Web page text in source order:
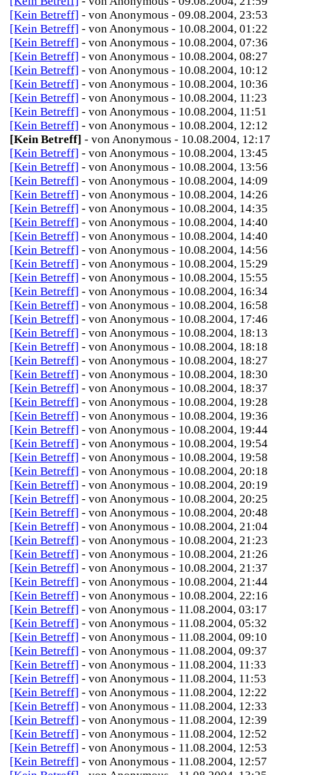
[Kein Betreff] - von Anonymous - 09.08.2004, 23:53
[Kein Betreff] - von Anonymous - 10.08.2004, 01:22
[Kein Betreff] - von Anonymous - 10.08.2004, 07:36
[Kein Betreff] - von Anonymous - 10.08.2004, 08:27
[Kein Betreff] - von Anonymous - 10.08.2004, 10:12
[Kein Betreff] - von Anonymous - 10.08.2004, 10:36
[Kein Betreff] - von Anonymous - 10.08.2004, 11:23
[Kein Betreff] - von Anonymous - 10.08.2004, 11:51
[Kein Betreff] - von Anonymous - 10.08.2004, 12:12
[Kein Betreff] - von Anonymous - 10.08.2004, 12:17
[Kein Betreff] - von Anonymous - 10.08.2004, 13:45
[Kein Betreff] - von Anonymous - 10.08.2004, 13:56
[Kein Betreff] - von Anonymous - 10.08.2004, 14:09
[Kein Betreff] - von Anonymous - 10.08.2004, 14:26
[Kein Betreff] - von Anonymous - 10.08.2004, 14:35
[Kein Betreff] - von Anonymous - 10.08.2004, 14:40
[Kein Betreff] - von Anonymous - 10.08.2004, 14:40
[Kein Betreff] - von Anonymous - 10.08.2004, 14:56
[Kein Betreff] - von Anonymous - 10.08.2004, 15:29
[Kein Betreff] - von Anonymous - 10.08.2004, 15:55
[Kein Betreff] - von Anonymous - 10.08.2004, 16:34
[Kein Betreff] - von Anonymous - 10.08.2004, 16:58
[Kein Betreff] - von Anonymous - 10.08.2004, 17:46
[Kein Betreff] - von Anonymous - 10.08.2004, 18:13
[Kein Betreff] - von Anonymous - 10.08.2004, 18:18
[Kein Betreff] - von Anonymous - 10.08.2004, 18:27
[Kein Betreff] - von Anonymous - 10.08.2004, 18:30
[Kein Betreff] - von Anonymous - 10.08.2004, 18:37
[Kein Betreff] - von Anonymous - 10.08.2004, 19:28
[Kein Betreff] - von Anonymous - 10.08.2004, 19:36
[Kein Betreff] - von Anonymous - 10.08.2004, 19:44
[Kein Betreff] - von Anonymous - 10.08.2004, 19:54
[Kein Betreff] - von Anonymous - 10.08.2004, 19:58
[Kein Betreff] - von Anonymous - 10.08.2004, 20:18
[Kein Betreff] - von Anonymous - 10.08.2004, 20:19
[Kein Betreff] - von Anonymous - 10.08.2004, 20:25
[Kein Betreff] - von Anonymous - 10.08.2004, 20:48
[Kein Betreff] - von Anonymous - 10.08.2004, 21:04
[Kein Betreff] - von Anonymous - 10.08.2004, 21:23
[Kein Betreff] - von Anonymous - 10.08.2004, 21:26
[Kein Betreff] - von Anonymous - 10.08.2004, 21:37
[Kein Betreff] - von Anonymous - 10.08.2004, 21:44
[Kein Betreff] - von Anonymous - 10.08.2004, 22:16
[Kein Betreff] - von Anonymous - 11.08.2004, 03:17
[Kein Betreff] - von Anonymous - 11.08.2004, 05:32
[Kein Betreff] - von Anonymous - 11.08.2004, 09:10
[Kein Betreff] - von Anonymous - 11.08.2004, 09:37
[Kein Betreff] - von Anonymous - 11.08.2004, 11:33
[Kein Betreff] - von Anonymous - 11.08.2004, 11:53
[Kein Betreff] - von Anonymous - 11.08.2004, 12:22
[Kein Betreff] - von Anonymous - 11.08.2004, 12:33
[Kein Betreff] - von Anonymous - 11.08.2004, 12:39
[Kein Betreff] - von Anonymous - 11.08.2004, 12:52
[Kein Betreff] - von Anonymous - 11.08.2004, 12:53
[Kein Betreff] - von Anonymous - 11.08.2004, 12:57